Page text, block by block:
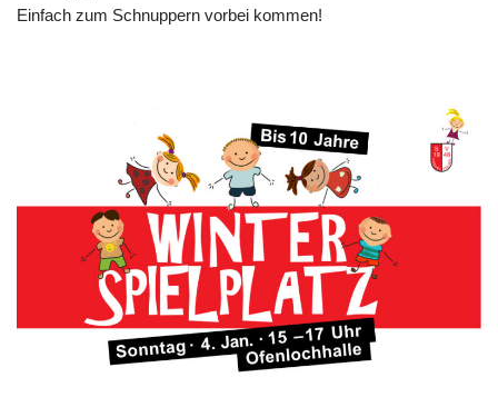
Einfach zum Schnuppern vorbei kommen!